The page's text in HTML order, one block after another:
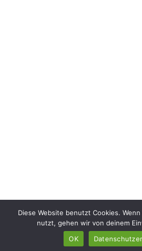
Diese Website benutzt Cookies.
nutzt, gehen wir von deinem
OK